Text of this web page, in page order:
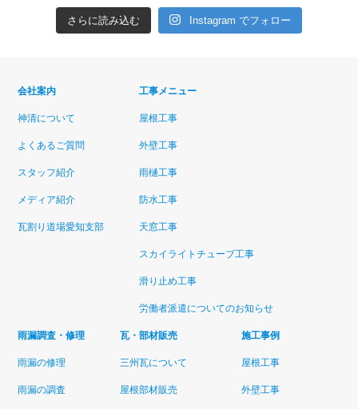
さらに読み込む Instagram でフォロー
会社案内
神清について
よくあるご質問
スタッフ紹介
メディア紹介
瓦割り道場愛知支部
工事メニュー
屋根工事
外壁工事
雨樋工事
防水工事
天窓工事
スカイライトチューブ工事
滑り止め工事
労働者派遣についてのお知らせ
雨漏調査・修理
雨漏の修理
雨漏の調査
瓦・部材販売
三州瓦について
屋根部材販売
施工事例
屋根工事
外壁工事